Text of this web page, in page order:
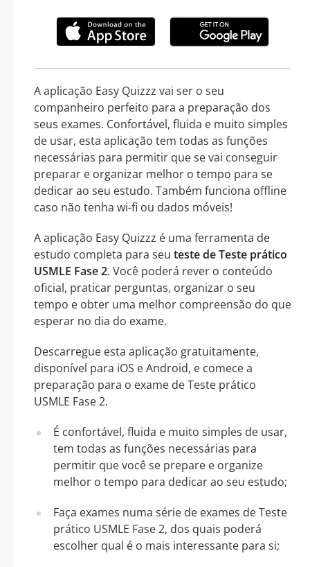
A aplicação Easy Quizzz vai ser o seu
companheiro perfeito para a preparação dos
seus exames. Confortável, fluida e muito simples
de usar, esta aplicação tem todas as funções
necessárias para permitir que se vai conseguir
preparar e organizar melhor o tempo para se
dedicar ao seu estudo. Também funciona offline
caso não tenha wi-fi ou dados móveis!
A aplicação Easy Quizzz é uma ferramenta de
estudo completa para seu teste de Teste prático
USMLE Fase 2. Você poderá rever o conteúdo
oficial, praticar perguntas, organizar o seu
tempo e obter uma melhor compreensão do que
esperar no dia do exame.
Descarregue esta aplicação gratuitamente,
disponível para iOS e Android, e comece a
preparação para o exame de Teste prático
USMLE Fase 2.
É confortável, fluida e muito simples de usar,
tem todas as funções necessárias para
permitir que você se prepare e organize
melhor o tempo para dedicar ao seu estudo;
Faça exames numa série de exames de Teste
prático USMLE Fase 2, dos quais poderá
escolher qual é o mais interessante para si;